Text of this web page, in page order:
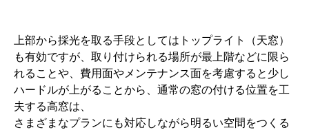
上部から採光を取る手段としてはトップライト（天窓）
も有効ですが、取り付けられる場所が最上階などに限ら
れることや、費用面やメンテナンス面を考慮すると少し
ハードルが上がることから、通常の窓の付ける位置を工
夫する高窓は、
さまざまなプランにも対応しながら明るい空間をつくる